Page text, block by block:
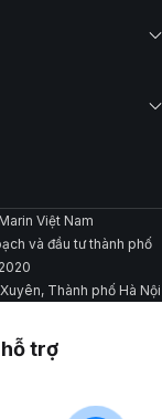
Việt Nam
và đầu tư thành phố
Thành phố Hà Nội
trợ